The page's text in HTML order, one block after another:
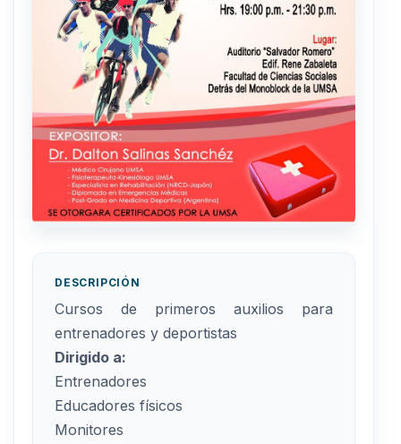
DESCRIPCIÓN
Cursos de primeros auxilios para
entrenadores y deportistas
Dirigido a:
Entrenadores
Educadores físicos
Monitores